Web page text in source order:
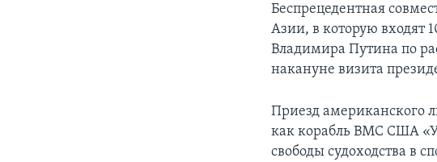
Беспрецедентная
Азии, в которую входят
Владимира Путина по
накануне визита
Приезд американского
как корабль ВМС США
свободы судоходства в